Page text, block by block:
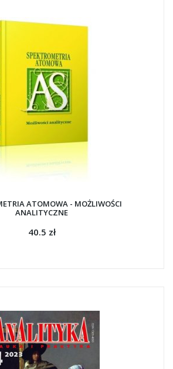
ATOMOWA - MOŻLIWOŚCI
ANALITYCZNE
40.5 zł